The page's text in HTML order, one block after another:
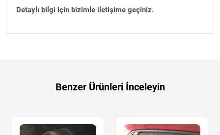
Detaylı bilgi için bizimle iletişime geçiniz.
Benzer Ürünleri İnceleyin